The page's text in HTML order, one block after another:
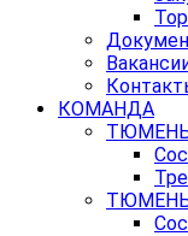
КОМАНДА